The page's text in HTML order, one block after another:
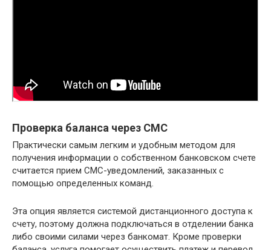
Проверка баланса через СМС
Практически самым легким и удобным методом для
получения информации о собственном банковском счете
считается прием СМС-уведомлений, заказанных с
помощью определенных команд.
Эта опция является системой дистанционного доступа к
счету, поэтому должна подключаться в отделении банка
либо своими силами через банкомат. Кроме проверки